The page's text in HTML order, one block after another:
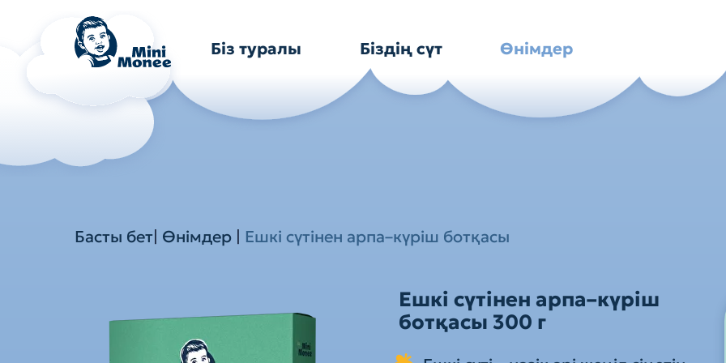
Біз туралы Өнімдер
Біздің сүт
Ешкі сүтінен арпа–күріш
ботқасы 300 г
Басты бет| Өнімдер | Ешкі сүтінен арпа–күріш ботқасы